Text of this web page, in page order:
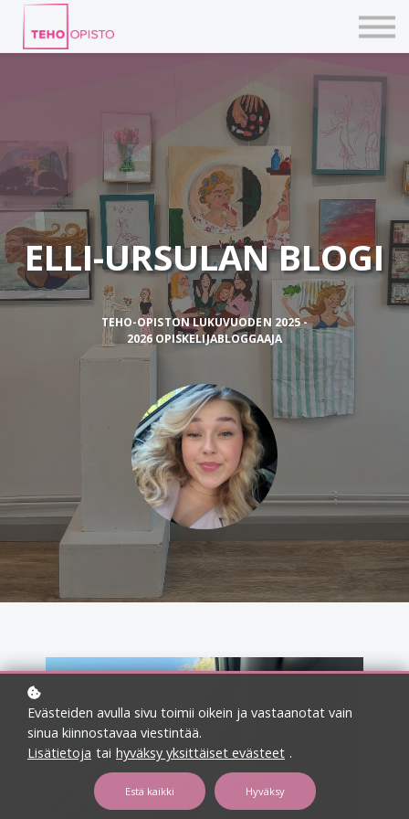
ILMOITTAUDU
KIRJAUDU TEHOVERKKOON
ELLI-URSULAN BLOGI
TEHO-OPISTON LUKUVUODEN 2025 -
2026 OPISKELIJABLOGGAAJA
Evästeiden avulla sivu toimii oikein ja vastaanotat vain
sinua kiinnostavaa viestintää.
Lisätietoja tai hyväksy yksittäiset evästeet .
Estä kaikki Hyväksy